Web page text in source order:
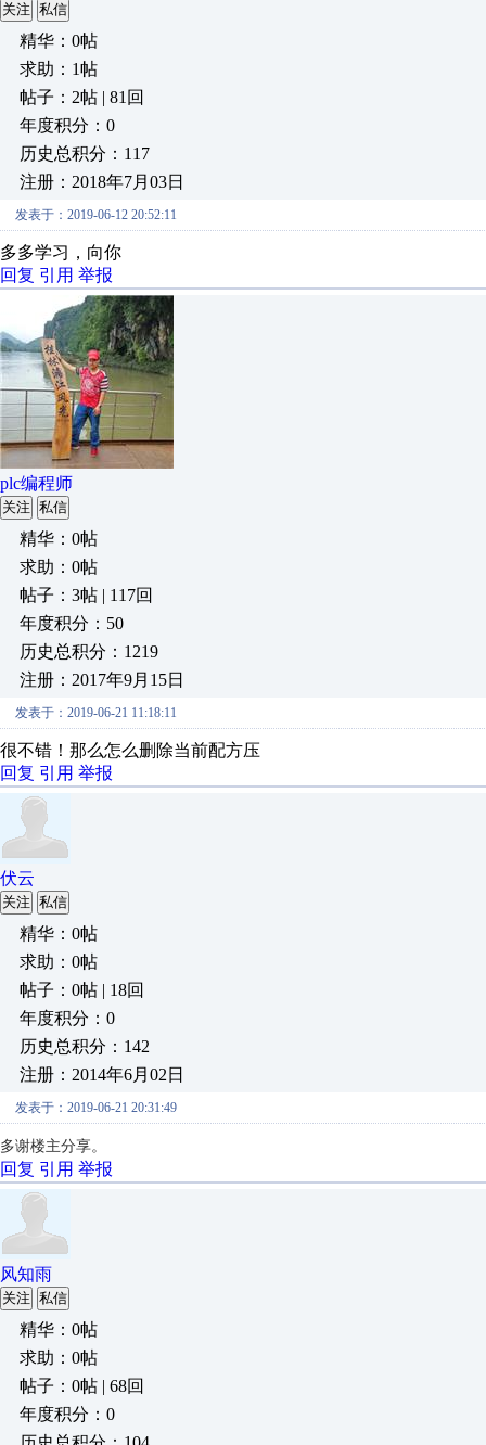
关注 私信
精华：0帖
求助：1帖
帖子：2帖 | 81回
年度积分：0
历史总积分：117
注册：2018年7月03日
发表于：2019-06-12 20:52:11
多多学习，向你
回复 引用 举报
plc编程师
关注 私信
精华：0帖
求助：0帖
帖子：3帖 | 117回
年度积分：50
历史总积分：1219
注册：2017年9月15日
发表于：2019-06-21 11:18:11
很不错！那么怎么删除当前配方压
回复 引用 举报
伏云
关注 私信
精华：0帖
求助：0帖
帖子：0帖 | 18回
年度积分：0
历史总积分：142
注册：2014年6月02日
发表于：2019-06-21 20:31:49
多谢楼主分享。
回复 引用 举报
风知雨
关注 私信
精华：0帖
求助：0帖
帖子：0帖 | 68回
年度积分：0